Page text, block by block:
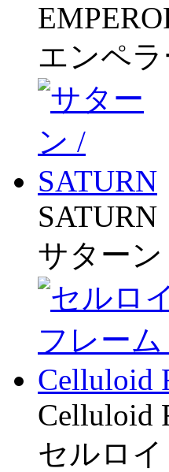
エンペラ
SATURN
サターン
Celluloid
セルロ